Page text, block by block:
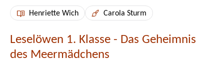
Henriette Wich Carola Sturm
Leselöwen 1. Klasse - Das Geheimnis
des Meermädchens